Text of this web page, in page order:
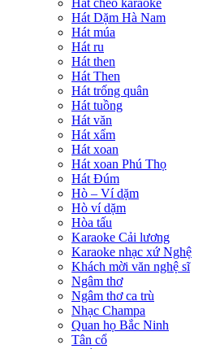
Hát chèo karaoke
Hát Dặm Hà Nam
Hát múa
Hát ru
Hát then
Hát Then
Hát trống quân
Hát tuồng
Hát văn
Hát xẩm
Hát xoan
Hát xoan Phú Thọ
Hát Đúm
Hò – Ví dặm
Hò ví dặm
Hòa tấu
Karaoke Cải lương
Karaoke nhạc xứ Nghệ
Khách mời văn nghệ sĩ
Ngâm thơ
Ngâm thơ ca trù
Nhạc Champa
Quan họ Bắc Ninh
Tân cổ